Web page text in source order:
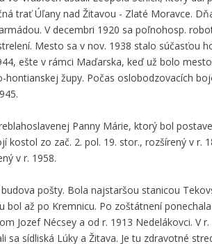
trať Úľany nad Žitavou - Zlaté Moravce.
V decembri 1920 sa poľnohosp.
Mesto sa v nov. 1938 stalo súčasťou
ešte v rámci Maďarska, keď už bolo
župy. Počas oslobodzovacích
Panny Márie, ktorý bol
kostol zo zač. 2. pol. 19. stor., rozšírený v
v r. 1958.
pošty. Bola najstaršou stanicou
až po Kremnicu. Po zoštátnení
Jozef Nécsey a od r. 1913 Nedelákovci. V
sa sídliská Lúky a Žitava. Je tu zdravotné